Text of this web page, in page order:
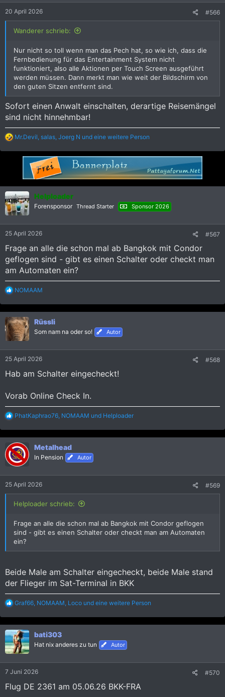
20 April 2026 #566
Wanderer schrieb:
Nur nicht so toll wenn man das Pech hat, so wie ich, dass die
Fernbedienung für das Entertainment System nicht
funktioniert, also alle Aktionen per Touch Screen ausgeführt
werden müssen. Dann merkt man wie weit der Bildschirm von
den guten Sitzen entfernt sind.
Sofort einen Anwalt einschalten, derartige Reisemängel
sind nicht hinnehmbar!
R
a
o
n
e
n
Mr.Devil, salas, Joerg N und eine weitere Person
Helploader
Forensponsor Thread Starter Sponsor 2026
25 April 2026 #567
Frage an alle die schon mal ab Bangkok mit Condor
geflogen sind - gibt es einen Schalter oder checkt man
am Automaten ein?
R
a
k
t
i
o
n
NOMAAM
Rüssli
Som nam na oder so! Autor
25 April 2026 #568
Hab am Schalter eingecheckt!
Vorab Online Check In.
R
a
k
t
i
o
n
:
PhatKaphrao76, NOMAAM und Helploader
Metalhead
In Pension Autor
25 April 2026 #569
Helploader schrieb:
Frage an alle die schon mal ab Bangkok mit Condor geflogen
sind - gibt es einen Schalter oder checkt man am Automaten
ein?
Beide Male am Schalter eingecheckt, beide Male stand
der Flieger im Sat-Terminal in BKK
R
a
k
t
i
o
n
Graf66, NOMAAM, Loco und eine weitere Person
bati303
Hat nix anderes zu tun Autor
7 Juni 2026 #570
Flug DE 2361 am 05.06.26 BKK-FRA